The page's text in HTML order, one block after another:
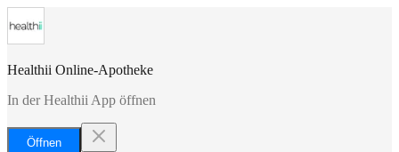
Healthii Online-Apotheke
In der Healthii App öffnen
Öffnen